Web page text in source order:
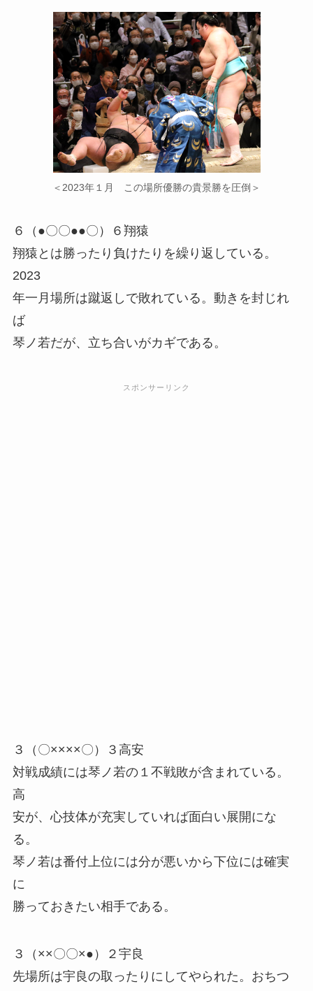
＜2023年１月 この場所優勝の貴景勝を圧倒＞
６（●〇〇●●〇）６翔猿
翔猿とは勝ったり負けたりを繰り返している。
2023
年一月場所は蹴返しで敗れている。動きを封じれ
ば
琴ノ若だが、立ち合いがカギである。
スポンサーリンク
３（〇××××〇）３高安
対戦成績には琴ノ若の１不戦敗が含まれている。
高
安が、心技体が充実していれば面白い展開にな
る。
琴ノ若は番付上位には分が悪いから下位には確実
に
勝っておきたい相手である。
３（××〇〇×●）２宇良
先場所は宇良の取ったりにしてやられた。おちつ